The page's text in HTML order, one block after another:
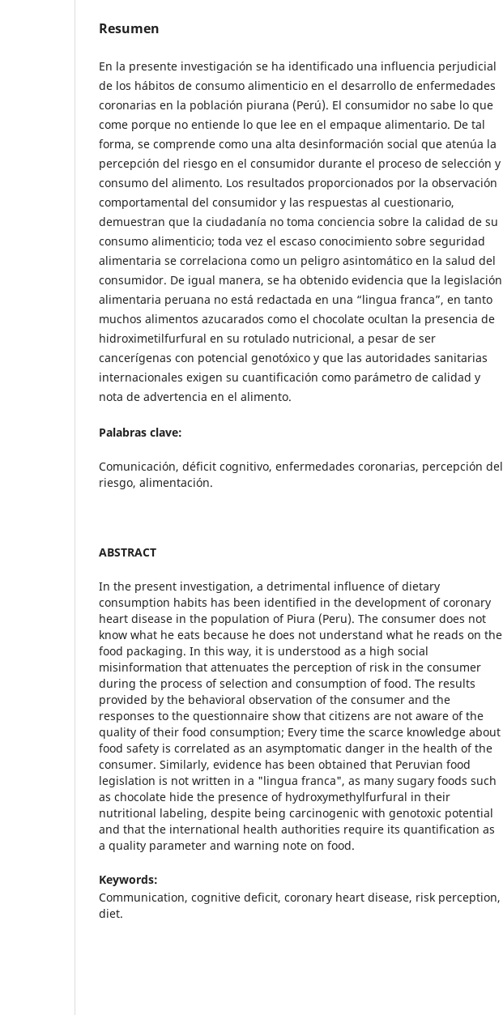
Resumen
En la presente investigación se ha identificado una influencia perjudicial
de los hábitos de consumo alimenticio en el desarrollo de enfermedades
coronarias en la población piurana (Perú). El consumidor no sabe lo que
come porque no entiende lo que lee en el empaque alimentario. De tal
forma, se comprende como una alta desinformación social que atenúa la
percepción del riesgo en el consumidor durante el proceso de selección y
consumo del alimento. Los resultados proporcionados por la observación
comportamental del consumidor y las respuestas al cuestionario,
demuestran que la ciudadanía no toma conciencia sobre la calidad de su
consumo alimenticio; toda vez el escaso conocimiento sobre seguridad
alimentaria se correlaciona como un peligro asintomático en la salud del
consumidor. De igual manera, se ha obtenido evidencia que la legislación
alimentaria peruana no está redactada en una “lingua franca”, en tanto
muchos alimentos azucarados como el chocolate ocultan la presencia de
hidroximetilfurfural en su rotulado nutricional, a pesar de ser
cancerígenas con potencial genotóxico y que las autoridades sanitarias
internacionales exigen su cuantificación como parámetro de calidad y
nota de advertencia en el alimento.
Palabras clave:
Comunicación, déficit cognitivo, enfermedades coronarias, percepción del
riesgo, alimentación.
ABSTRACT
In the present investigation, a detrimental influence of dietary
consumption habits has been identified in the development of coronary
heart disease in the population of Piura (Peru). The consumer does not
know what he eats because he does not understand what he reads on the
food packaging. In this way, it is understood as a high social
misinformation that attenuates the perception of risk in the consumer
during the process of selection and consumption of food. The results
provided by the behavioral observation of the consumer and the
responses to the questionnaire show that citizens are not aware of the
quality of their food consumption; Every time the scarce knowledge about
food safety is correlated as an asymptomatic danger in the health of the
consumer. Similarly, evidence has been obtained that Peruvian food
legislation is not written in a "lingua franca", as many sugary foods such
as chocolate hide the presence of hydroxymethylfurfural in their
nutritional labeling, despite being carcinogenic with genotoxic potential
and that the international health authorities require its quantification as
a quality parameter and warning note on food.
Keywords:
Communication, cognitive deficit, coronary heart disease, risk perception,
diet.